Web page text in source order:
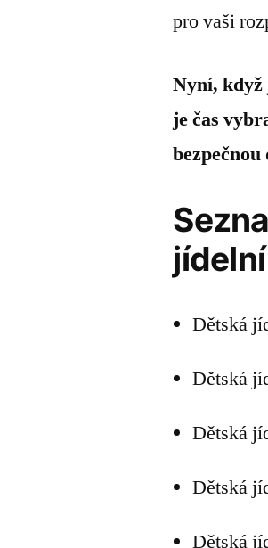
pro vaši
Nyní, když
je čas
Dětská
Dětská
Dětská
Dětská
Dětská